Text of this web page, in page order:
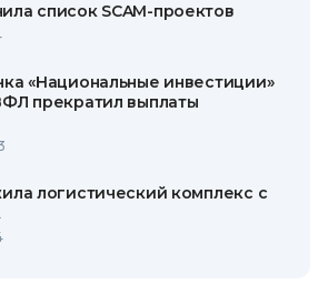
список SCAM-проектов
«Национальные инвестиции»
прекратил выплаты
логистический комплекс с